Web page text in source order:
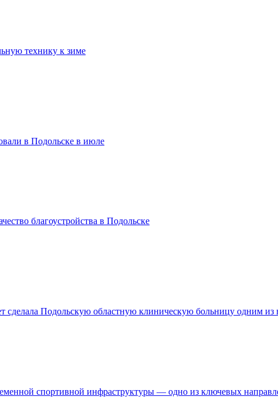
технику к зиме
в Подольске в июле
благоустройства в Подольске
сделала Подольскую областную клиническую больницу одним
спортивной инфраструктуры — одно из ключевых